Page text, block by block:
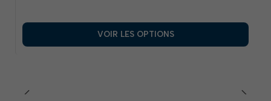
VOIR LES OPTIONS